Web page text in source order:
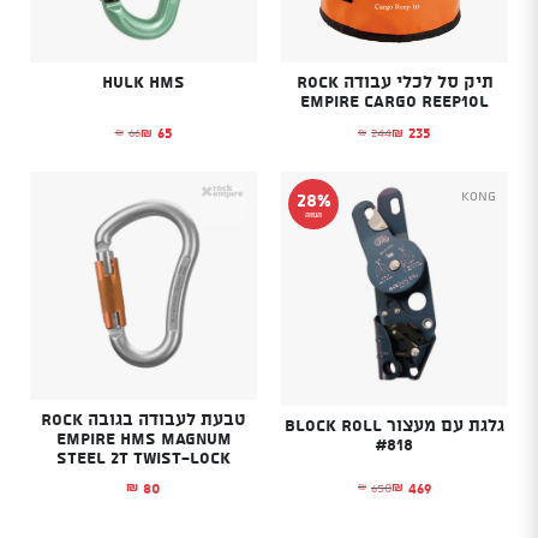
תיק סל לכלי עבודה ROCK
EMPIRE CARGO REEP10L
₪ 244
המחיר המקורי היה: ₪244.₪ 235 המחיר הנוכחי הוא: ₪235.
Hulk HMS
₪ 66
המחיר המקורי היה: ₪66.₪ 65 המחיר הנוכחי הוא: ₪65.
28%
הנחה
Kong
גלגת עם מעצור Block Roll
#818
₪ 650
המחיר המקורי היה: ₪650.₪ 469 המחיר הנוכחי הוא: ₪469.
טבעת לעבודה בגובה ROCK
EMPIRE HMS Magnum
Steel 2T Twist-lock
₪ 80